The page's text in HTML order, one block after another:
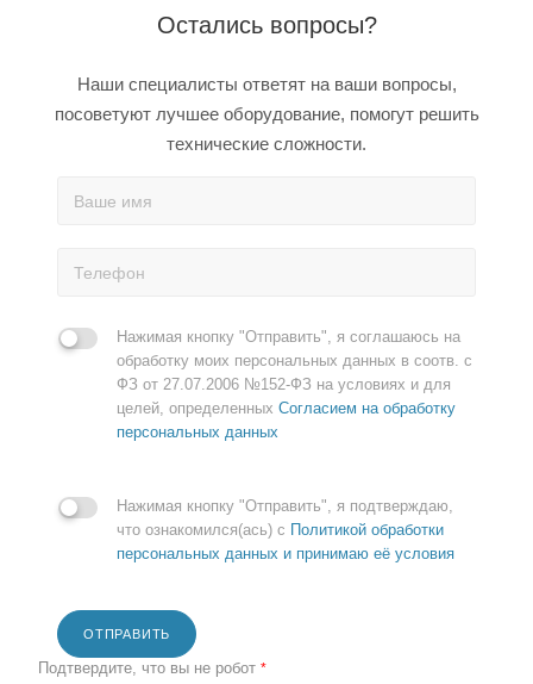
Остались вопросы?
Наши специалисты ответят на ваши вопросы,
посоветуют лучшее оборудование, помогут решить
технические сложности.
Нажимая кнопку "Отправить", я соглашаюсь на
обработку моих персональных данных в соотв. с
ФЗ от 27.07.2006 №152-ФЗ на условиях и для
целей, определенных Согласием на обработку
персональных данных
Нажимая кнопку "Отправить", я подтверждаю,
что ознакомился(ась) с Политикой обработки
персональных данных и принимаю её условия
ОТПРАВИТЬ
Подтвердите, что вы не робот *